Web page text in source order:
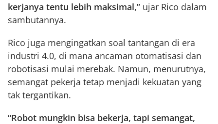
kerjanya tentu lebih maksimal,” ujar Rico dalam
sambutannya.
Rico juga mengingatkan soal tantangan di era
industri 4.0, di mana ancaman otomatisasi dan
robotisasi mulai merebak. Namun, menurutnya,
semangat pekerja tetap menjadi kekuatan yang
tak tergantikan.
“Robot mungkin bisa bekerja, tapi semangat,